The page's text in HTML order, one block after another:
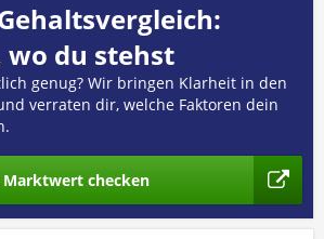
wo du stehst
genug? Wir bringen Klarheit in den
verraten dir, welche Faktoren dein
Marktwert checken